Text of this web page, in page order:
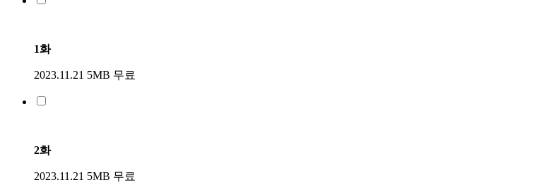
1화
2023.11.21 5MB 무료
2화
2023.11.21 5MB 무료